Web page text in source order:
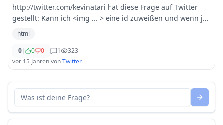
http://twitter.com/kevinatari hat diese Frage auf Twitter
gestellt: Kann ich <img ... > eine id zuweißen und wenn ja
wie? html hilfe
html
0| 0 0 1
323
vor 15 JahrenvonTwitter